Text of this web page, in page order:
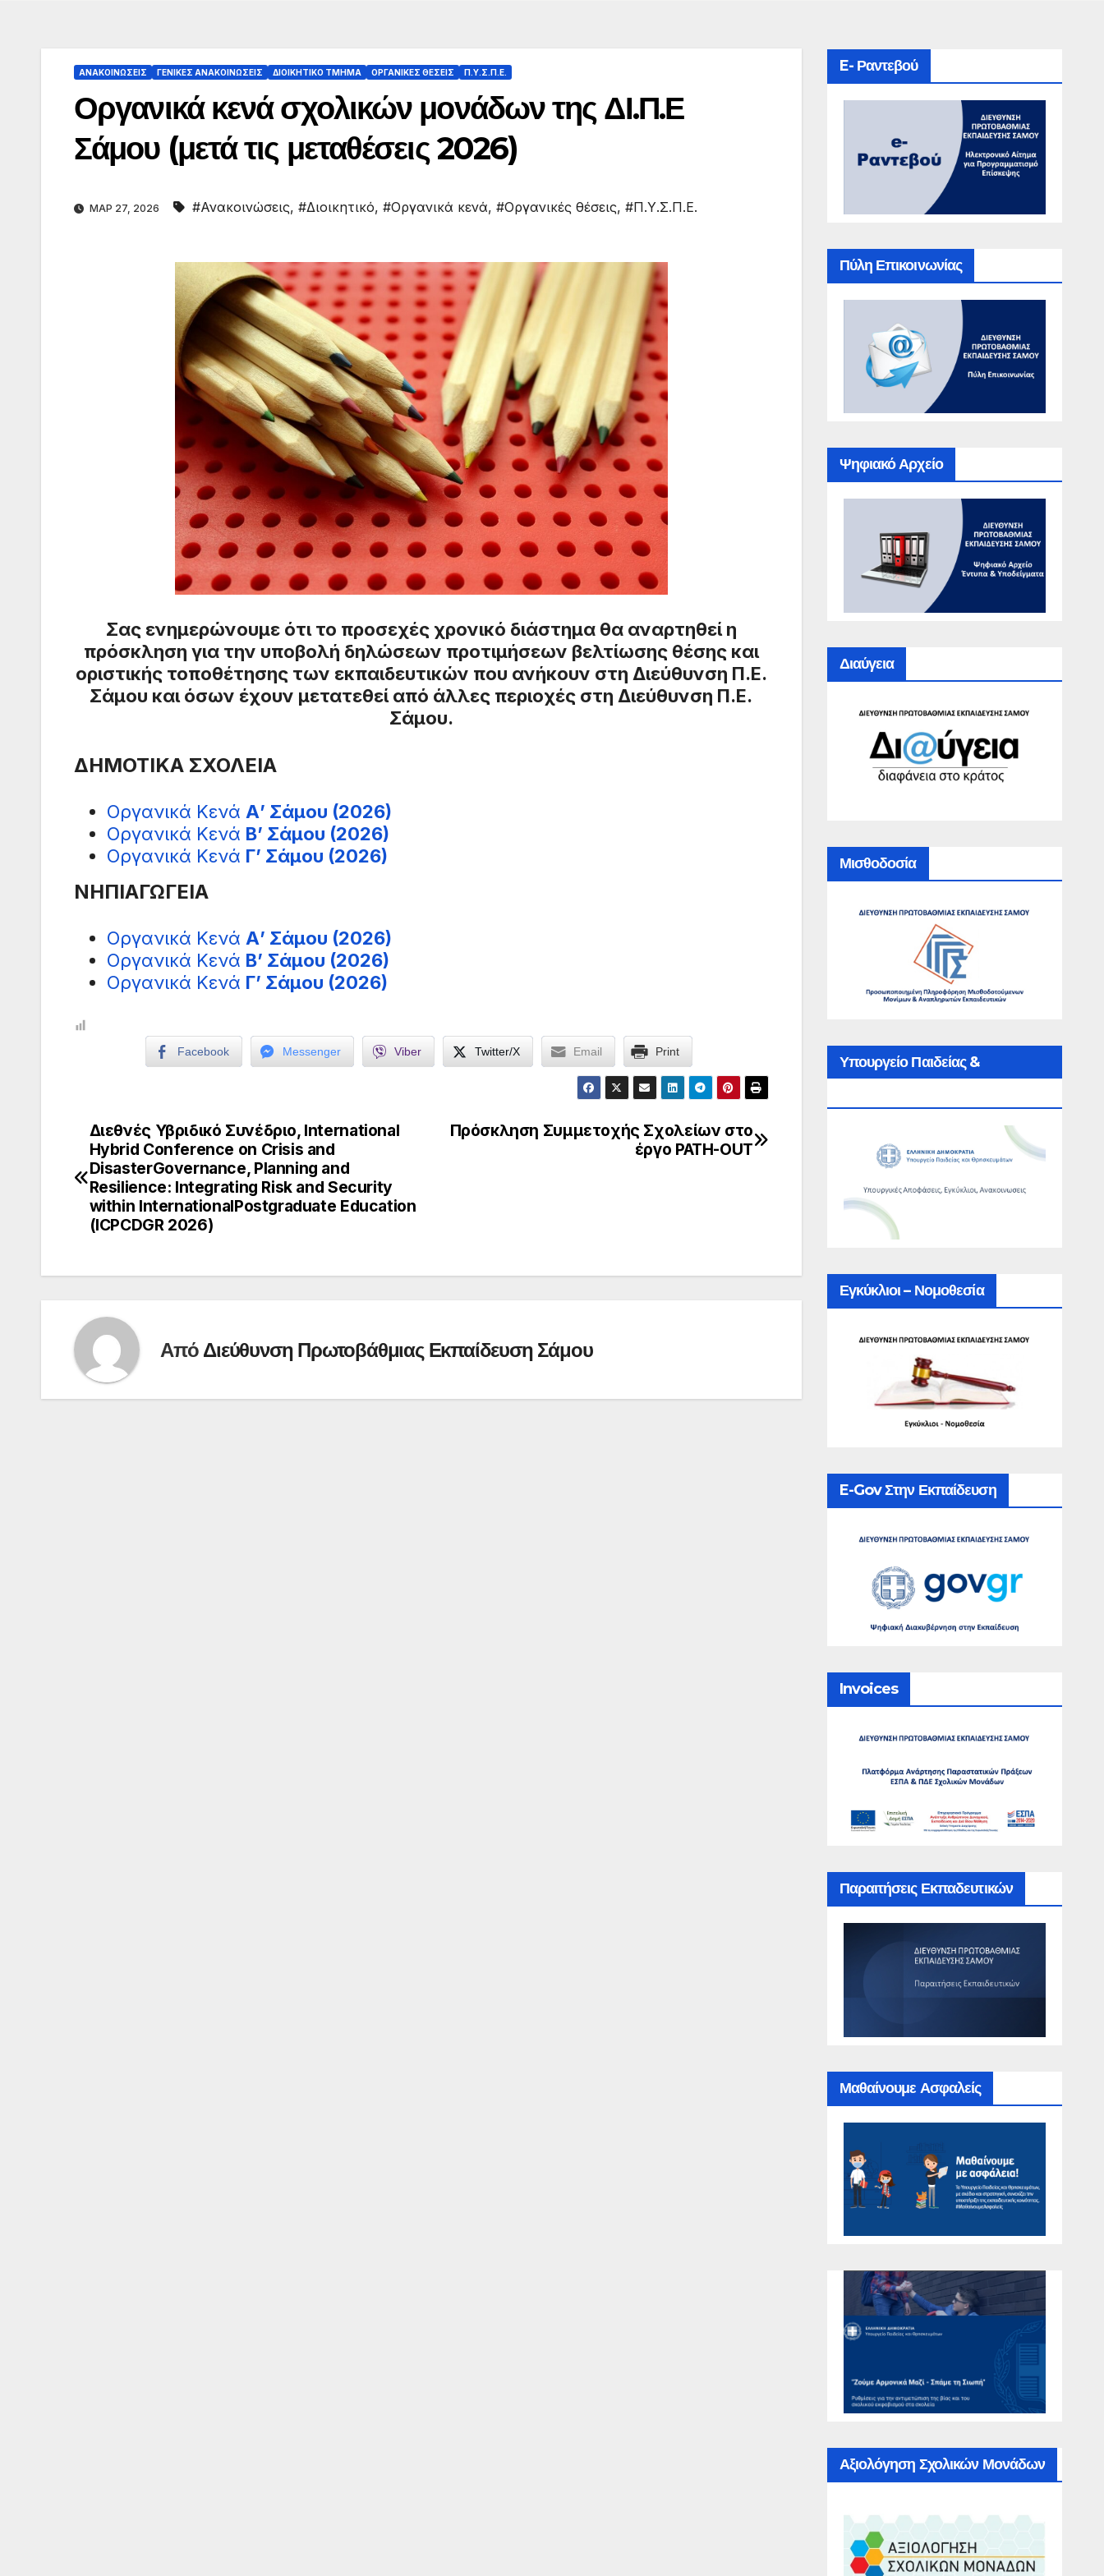
ΑΝΑΚΟΙΝΏΣΕΙΣ ΓΕΝΙΚΈΣ ΑΝΑΚΟΙΝΏΣΕΙΣ ΔΙΟΙΚΗΤΙΚΌ ΤΜΉΜΑ ΟΡΓΑΝΙΚΈΣ ΘΈΣΕΙΣ Π.Υ.Σ.Π.Ε.
Οργανικά κενά σχολικών μονάδων της ΔΙ.Π.Ε
Σάμου (μετά τις μεταθέσεις 2026)
ΜΑΡ 27, 2026 #Ανακοινώσεις, #Διοικητικό, #Οργανικά κενά, #Οργανικές θέσεις, #Π.Υ.Σ.Π.Ε.
Σας ενημερώνουμε ότι το προσεχές χρονικό διάστημα θα αναρτηθεί η
πρόσκληση για την υποβολή δηλώσεων προτιμήσεων βελτίωσης θέσης και
οριστικής τοποθέτησης των εκπαιδευτικών που ανήκουν στη Διεύθυνση Π.Ε.
Σάμου και όσων έχουν μετατεθεί από άλλες περιοχές στη Διεύθυνση Π.Ε.
Σάμου.
ΔΗΜΟΤΙΚΑ ΣΧΟΛΕΙΑ
Οργανικά Κενά Α’ Σάμου (2026)
Οργανικά Κενά Β’ Σάμου (2026)
Οργανικά Κενά Γ’ Σάμου (2026)
ΝΗΠΙΑΓΩΓΕΙΑ
Οργανικά Κενά Α’ Σάμου (2026)
Οργανικά Κενά Β’ Σάμου (2026)
Οργανικά Κενά Γ’ Σάμου (2026)
Facebook Messenger Viber Twitter/X Email Print
Πλοήγηση
άρθρων
Πρόσκληση Συμμετοχής Σχολείων στο
έργο PATH-OUT
Διεθνές Υβριδικό Συνέδριο, International
Hybrid Conference on Crisis and
DisasterGovernance, Planning and
Resilience: Integrating Risk and Security
within InternationalPostgraduate Education
(ICPCDGR 2026)
Από Διεύθυνση Πρωτοβάθμιας Εκπαίδευση Σάμου
E- Ραντεβού
Πύλη Επικοινωνίας
Ψηφιακό Αρχείο
Διαύγεια
Μισθοδοσία
Υπουργείο Παιδείας &
Εγκύκλιοι – Νομοθεσία
E-Gov Στην Εκπαίδευση
Invoices
Παραιτήσεις Εκπαδευτικών
Μαθαίνουμε Ασφαλείς
Αξιολόγηση Σχολικών Μονάδων